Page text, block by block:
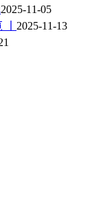
2025-11-05
2025-11-13